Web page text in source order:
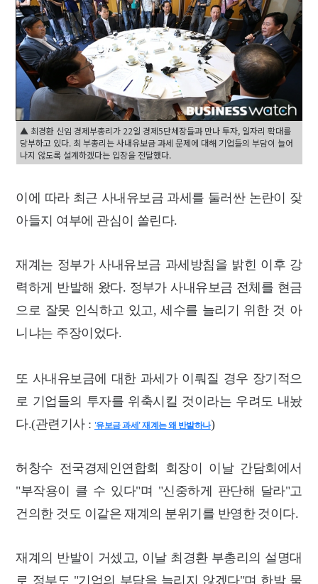
▲ 최경환 신임 경제부총리가 22일 경제5단체장들과 만나 투자, 일자리 확대를
당부하고 있다. 최 부총리는 사내유보금 과세 문제에 대해 기업들의 부담이 늘어
나지 않도록 설계하겠다는 입장을 전달했다.
이에 따라 최근 사내유보금 과세를 둘러싼 논란이 잦
아들지 여부에 관심이 쏠린다.
재계는 정부가 사내유보금 과세방침을 밝힌 이후 강
력하게 반발해 왔다. 정부가 사내유보금 전체를 현금
으로 잘못 인식하고 있고, 세수를 늘리기 위한 것 아
니냐는 주장이었다.
또 사내유보금에 대한 과세가 이뤄질 경우 장기적으
로 기업들의 투자를 위축시킬 것이라는 우려도 내놨
다.(관련기사 : '유보금 과세' 재계는 왜 반발하나)
허창수 전국경제인연합회 회장이 이날 간담회에서
"부작용이 클 수 있다"며 "신중하게 판단해 달라"고
건의한 것도 이같은 재계의 분위기를 반영한 것이다.
재계의 반발이 거셌고, 이날 최경환 부총리의 설명대
로 정부도 "기업의 부담을 늘리지 않겠다"며 한발 물